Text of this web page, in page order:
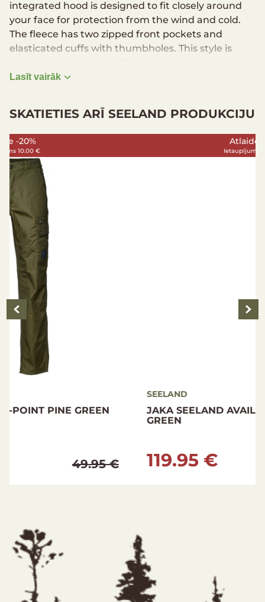
integrated hood is designed to fit closely around
your face for protection from the wind and cold.
The fleece has two zipped front pockets and
elasticated cuffs with thumbholes. This style is
up for a regular fit.
Full zip
Elasticated cuff with thumb hole
Main material: 100% Polyester Fleece
Lasīt vairāk
SKATIETIES ARĪ SEELAND PRODUKCIJU
JAKA SEELAND AVAIL CAMO JACKET INVIS
119.95 € 224.95 €